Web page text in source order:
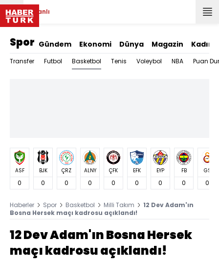
Canlı
Spor Gündem Ekonomi Dünya Magazin Kadın
Transfer Futbol Basketbol Tenis Voleybol NBA Puan
ASF
0
BJK
0
ÇRZ
0
ALNY
0
ÇFK
0
EFK
0
EYP
0
FB
0
GS
0
Haberler Spor Basketbol Milli Takım
12 Dev Adam'ın
Bosna Hersek maçı kadrosu açıklandı!
12 Dev Adam'ın Bosna Hersek
maçı kadrosu açıklandı!